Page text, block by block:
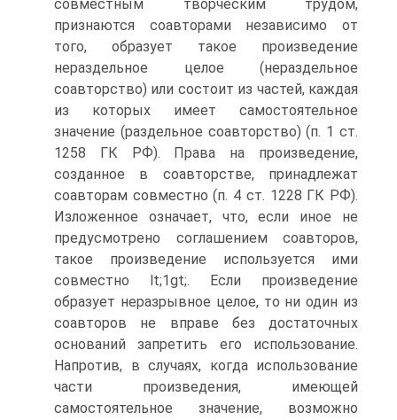
совместным творческим трудом,
признаются соавторами независимо от
того, образует такое произведение
нераздельное целое (нераздельное
соавторство) или состоит из частей, каждая
из которых имеет самостоятельное
значение (раздельное соавторство) (п. 1 ст.
1258 ГК РФ). Права на произведение,
созданное в соавторстве, принадлежат
соавторам совместно (п. 4 ст. 1228 ГК РФ).
Изложенное означает, что, если иное не
предусмотрено соглашением соавторов,
такое произведение используется ими
совместно lt;1gt;. Если произведение
образует неразрывное целое, то ни один из
соавторов не вправе без достаточных
оснований запретить его использование.
Напротив, в случаях, когда использование
части произведения, имеющей
самостоятельное значение, возможно